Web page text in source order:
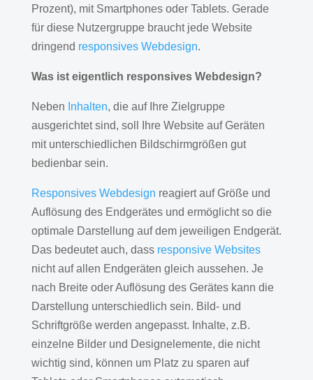
Prozent), mit Smartphones oder Tablets. Gerade
für diese Nutzergruppe braucht jede Website
dringend responsives Webdesign.
Was ist eigentlich responsives Webdesign?
Neben Inhalten, die auf Ihre Zielgruppe
ausgerichtet sind, soll Ihre Website auf Geräten
mit unterschiedlichen Bildschirmgrößen gut
bedienbar sein.
Responsives Webdesign reagiert auf Größe und
Auflösung des Endgerätes und ermöglicht so die
optimale Darstellung auf dem jeweiligen Endgerät.
Das bedeutet auch, dass responsive Websites
nicht auf allen Endgeräten gleich aussehen. Je
nach Breite oder Auflösung des Gerätes kann die
Darstellung unterschiedlich sein. Bild- und
Schriftgröße werden angepasst. Inhalte, z.B.
einzelne Bilder und Designelemente, die nicht
wichtig sind, können um Platz zu sparen auf